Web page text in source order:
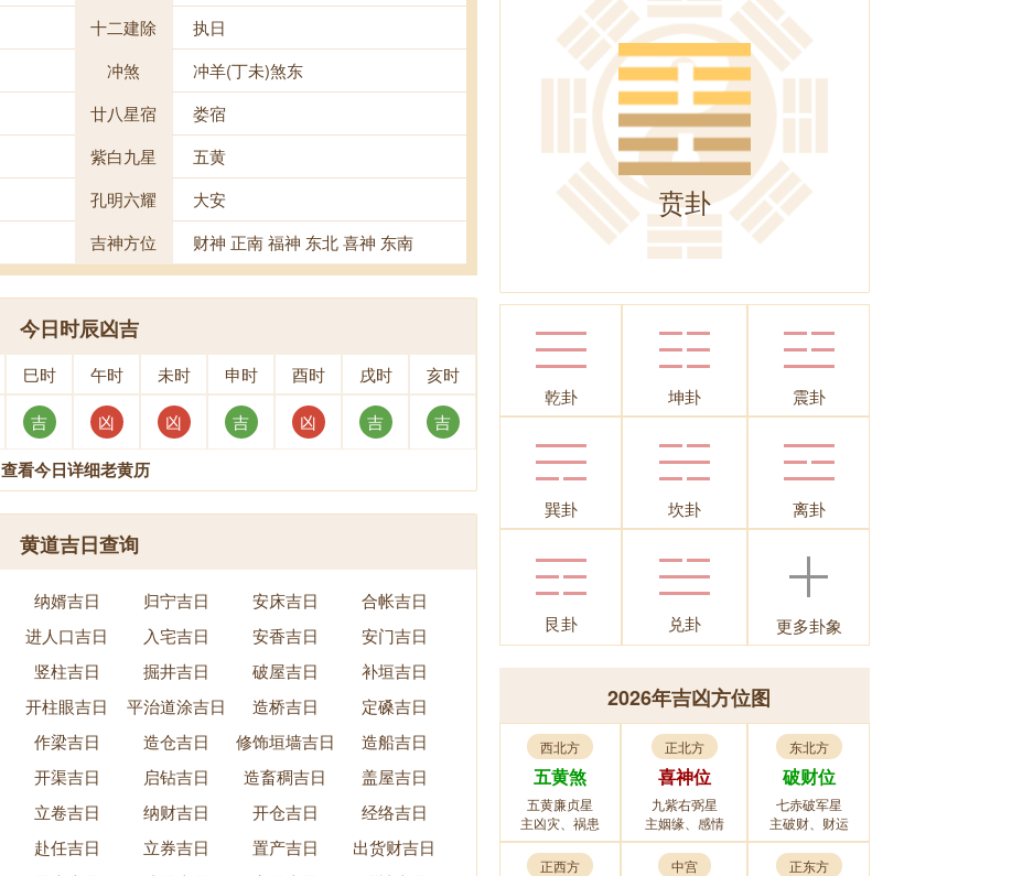
十二建除
执日
冲煞
冲羊(丁未)煞东
廿八星宿
娄宿
紫白九星
五黄
孔明六耀
大安
吉神方位 财神 正南 福神 东北 喜神 东南
今日时辰凶吉
巳时 午时 未时 申时 酉时 戌时 亥时
吉 凶 凶 吉 凶 吉 吉
查看今日详细老黄历
黄道吉日查询
纳婿吉日 归宁吉日 安床吉日
合帐吉日
进人口吉日 入宅吉日 安香吉日
安门吉日
竖柱吉日 掘井吉日 破屋吉日
补垣吉日
开柱眼吉日 平治道涂吉日 造桥吉日
定磉吉日
作梁吉日 造仓吉日 修饰垣墙吉日
造船吉日
开渠吉日 启钻吉日 造畜稠吉日
盖屋吉日
立卷吉日 纳财吉日 开仓吉日
经络吉日
赴任吉日 立券吉日 置产吉日
出货财吉日
贲卦
乾卦 坤卦 震卦
巽卦 坎卦 离卦
艮卦 兑卦 更多卦象
2026年吉凶方位图
西北方
五黄煞
五黄廉贞星
主凶灾、祸患
正北方
喜神位
九紫右弼星
主姻缘、感情
东北方
破财位
七赤破军星
主破财、财运
正西方 中宫 正东方